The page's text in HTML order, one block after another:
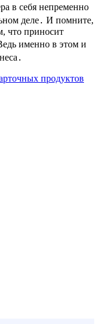
в себя непременно
деле․ И помните,
что приносит
именно в этом и
продуктов